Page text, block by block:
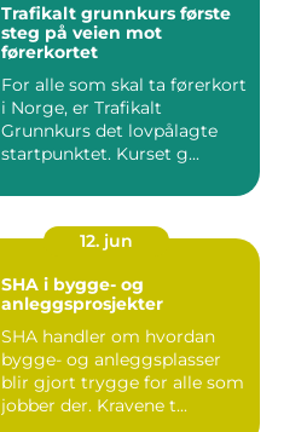
Trafikalt grunnkurs første
steg på veien mot
førerkortet
For alle som skal ta førerkort
i Norge, er Trafikalt
Grunnkurs det lovpålagte
startpunktet. Kurset g...
12. jun
SHA i bygge- og
anleggsprosjekter
SHA handler om hvordan
bygge- og anleggsplasser
blir gjort trygge for alle som
jobber der. Kravene t...